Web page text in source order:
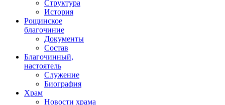
Структура
История
Рощинское
благочиние
Документы
Состав
Благочинный,
настоятель
Служение
Биография
Храм
Новости храма